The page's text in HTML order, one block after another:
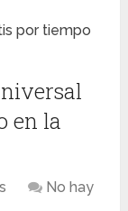
por tiempo
en la
No hay